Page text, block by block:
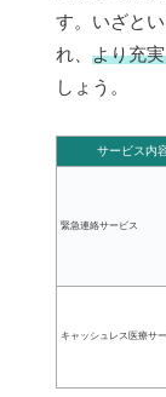
す。いざと
れ、 より充
しょう。
サービス内
緊急連絡サービス
キャッシュレス医療サ